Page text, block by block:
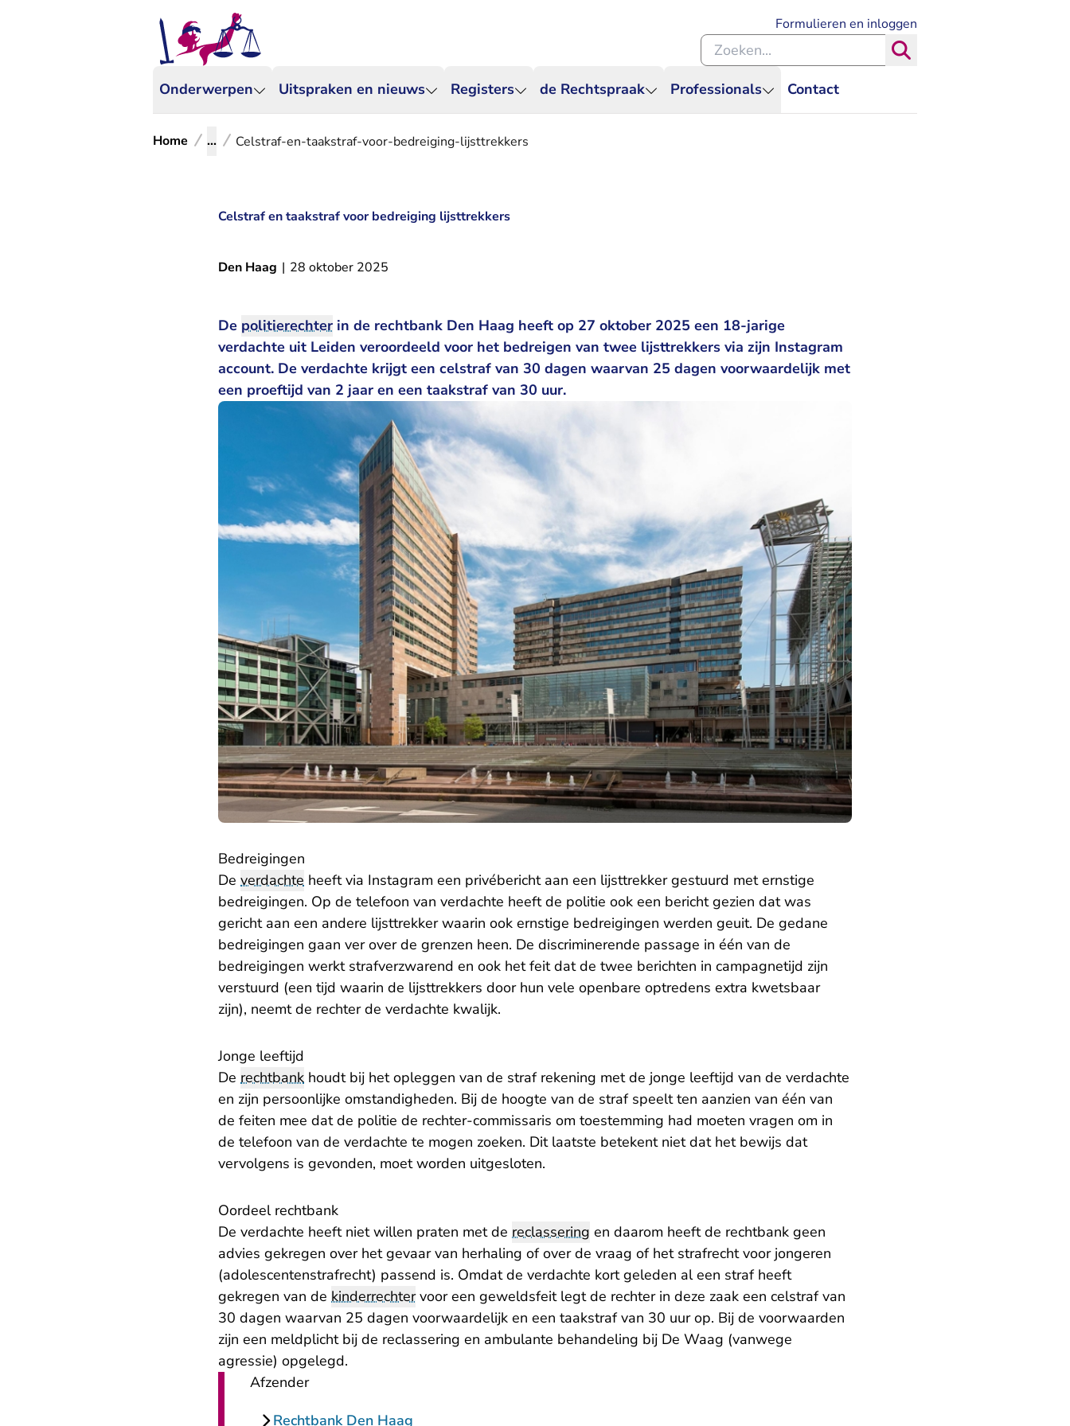
Onderwerpen Uitspraken en nieuws Registers de Rechtspraak Professionals Contact
Formulieren en inloggen
Zoeken binnen de Rechtspraak
Home ... Celstraf-en-taakstraf-voor-bedreiging-lijsttrekkers
Celstraf en taakstraf voor bedreiging lijsttrekkers
Den Haag | 28 oktober 2025
De politierechter in de rechtbank Den Haag heeft op 27 oktober 2025 een 18-jarige
verdachte uit Leiden veroordeeld voor het bedreigen van twee lijsttrekkers via zijn Instagram
account. De verdachte krijgt een celstraf van 30 dagen waarvan 25 dagen voorwaardelijk met
een proeftijd van 2 jaar en een taakstraf van 30 uur.
Bedreigingen
De verdachte heeft via Instagram een privébericht aan een lijsttrekker gestuurd met ernstige
bedreigingen. Op de telefoon van verdachte heeft de politie ook een bericht gezien dat was
gericht aan een andere lijsttrekker waarin ook ernstige bedreigingen werden geuit. De gedane
bedreigingen gaan ver over de grenzen heen. De discriminerende passage in één van de
bedreigingen werkt strafverzwarend en ook het feit dat de twee berichten in campagnetijd zijn
verstuurd (een tijd waarin de lijsttrekkers door hun vele openbare optredens extra kwetsbaar
zijn), neemt de rechter de verdachte kwalijk.
Jonge leeftijd
De rechtbank houdt bij het opleggen van de straf rekening met de jonge leeftijd van de verdachte
en zijn persoonlijke omstandigheden. Bij de hoogte van de straf speelt ten aanzien van één van
de feiten mee dat de politie de rechter-commissaris om toestemming had moeten vragen om in
de telefoon van de verdachte te mogen zoeken. Dit laatste betekent niet dat het bewijs dat
vervolgens is gevonden, moet worden uitgesloten.
Oordeel rechtbank
De verdachte heeft niet willen praten met de reclassering en daarom heeft de rechtbank geen
advies gekregen over het gevaar van herhaling of over de vraag of het strafrecht voor jongeren
(adolescentenstrafrecht) passend is. Omdat de verdachte kort geleden al een straf heeft
gekregen van de kinderrechtervoor een geweldsfeit legt de rechter in deze zaak een celstraf van
30 dagen waarvan 25 dagen voorwaardelijk en een taakstraf van 30 uur op. Bij de voorwaarden
zijn een meldplicht bij de reclassering en ambulante behandeling bij De Waag (vanwege
agressie) opgelegd.
Afzender
Rechtbank Den Haag